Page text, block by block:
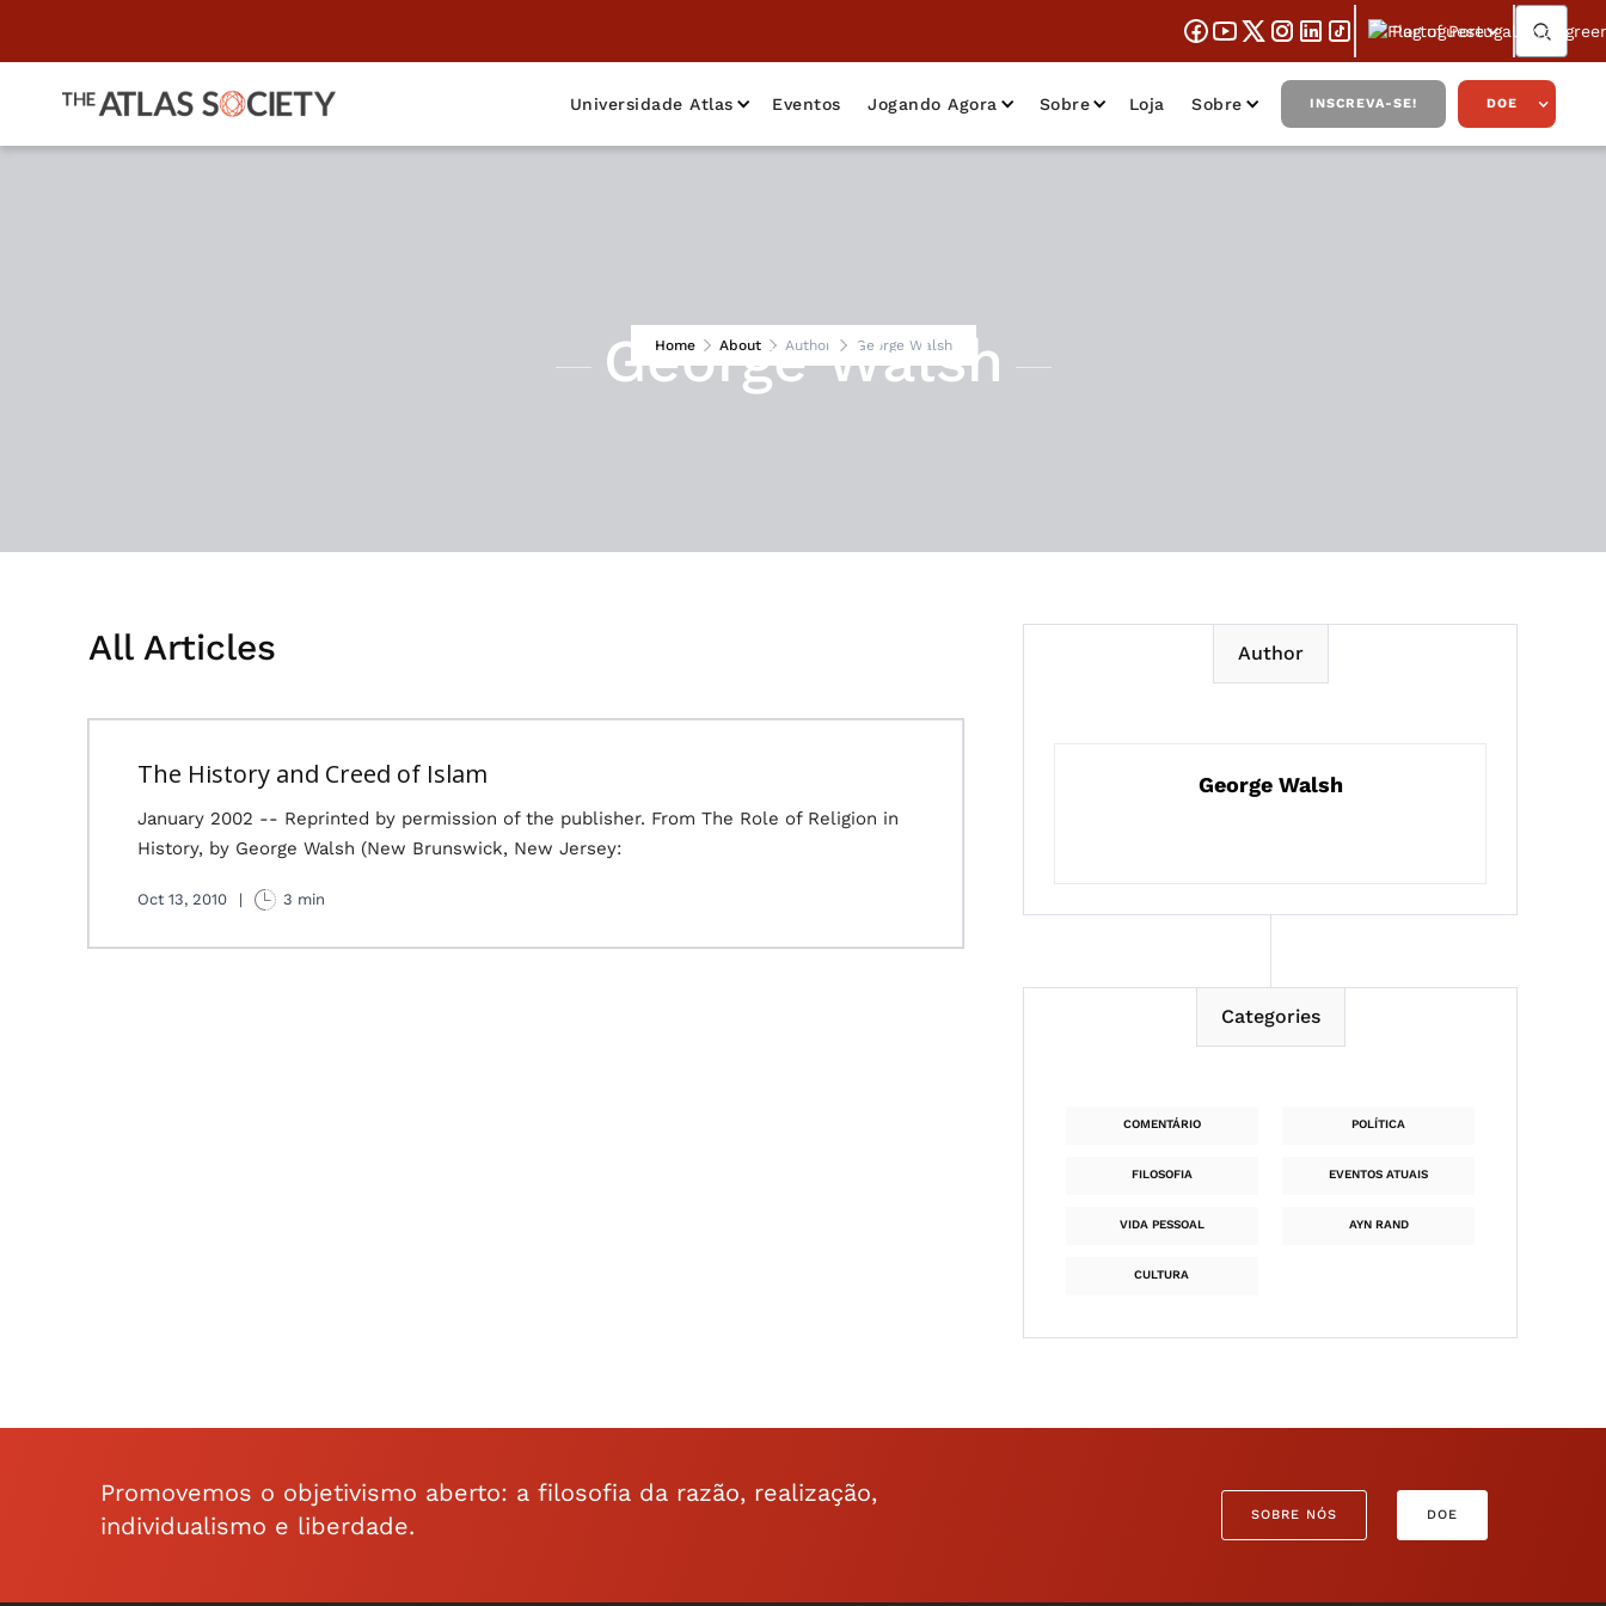
Portuguese
Universidade Atlas Eventos Jogando Agora Sobre Loja Sobre INSCREVA-SE! DOE
Home About Author George Walsh
George Walsh
All Articles
The History and Creed of Islam
January 2002 -- Reprinted by permission of the publisher. From The Role of Religion in
History, by George Walsh (New Brunswick, New Jersey:
Oct 13, 2010 | 3 min
Author
George Walsh
Categories
COMENTÁRIO POLÍTICA
FILOSOFIA EVENTOS ATUAIS
VIDA PESSOAL AYN RAND
CULTURA
Promovemos o objetivismo aberto: a filosofia da razão, realização,
individualismo e liberdade.
SOBRE NÓS DOE